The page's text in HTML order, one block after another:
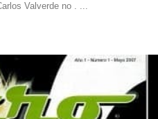
Valverde no . ...